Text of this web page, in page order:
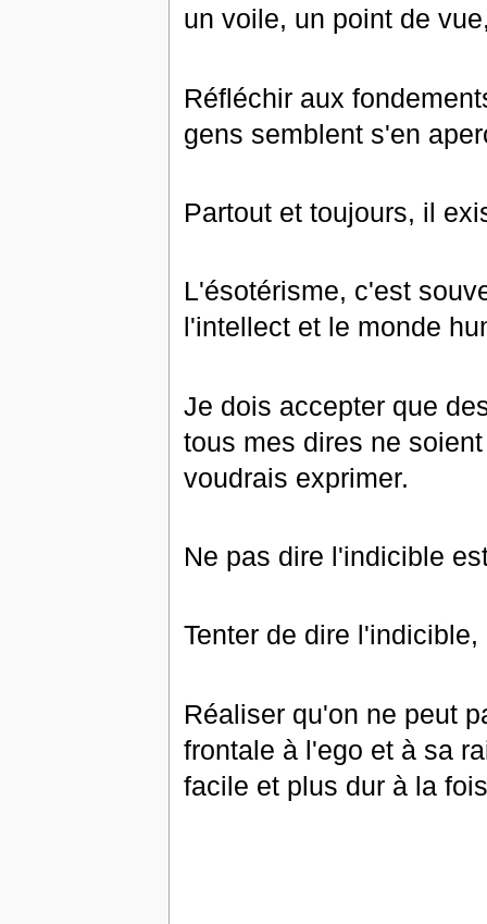
un voile, un point de
Réfléchir aux
gens semblent s'en
Partout et toujours, il
L'ésotérisme, c'est
l'intellect et le monde
Je dois accepter que
tous mes dires ne
voudrais exprimer.
Ne pas dire l'indicible
Tenter de dire
Réaliser qu'on ne peut
frontale à l'ego et à sa
facile et plus dur à la